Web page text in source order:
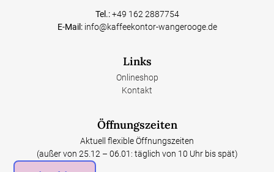
Tel.: +49 162 2887754
E-Mail: info@kaffeekontor-wangerooge.de
Links
Onlineshop
Kontakt
Öffnungszeiten
Aktuell flexible Öffnungszeiten
(außer von 25.12 – 06.01: täglich von 10 Uhr bis spät)